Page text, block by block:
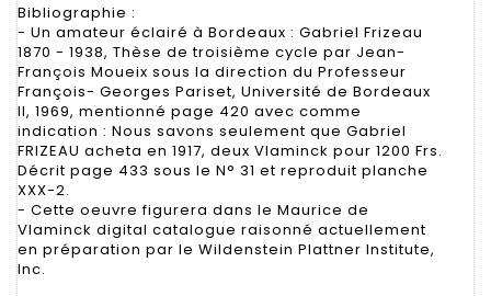
Bibliographie :
- Un amateur éclairé à Bordeaux : Gabriel Frizeau
1870 - 1938, Thèse de troisième cycle par Jean-
François Moueix sous la direction du Professeur
François- Georges Pariset, Université de Bordeaux
II, 1969, mentionné page 420 avec comme
indication : Nous savons seulement que Gabriel
FRIZEAU acheta en 1917, deux Vlaminck pour 1200 Frs.
Décrit page 433 sous le N° 31 et reproduit planche
XXX-2.
- Cette oeuvre figurera dans le Maurice de
Vlaminck digital catalogue raisonné actuellement
en préparation par le Wildenstein Plattner Institute,
Inc.